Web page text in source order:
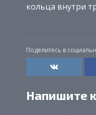
кольца внутри
Поделитесь в
Напишите